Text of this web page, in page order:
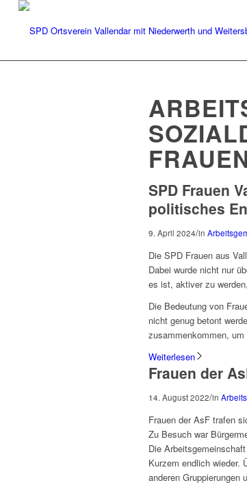
SPD Frauen
politisches
9. April 2024/in
Die SPD Frauen aus
Dabei wurde nicht nur
es ist, aktiver zu
Die Bedeutung von
nicht genug betont
zusammenkommen,
Weiterlesen
Frauen der
14. August 2022/in
Frauen der AsF trafen
Zu Besuch war
Die
Kurzem endlich wieder.
anderen Gruppierungen